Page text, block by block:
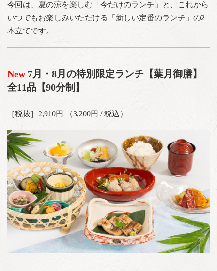
今回は、夏の涼を楽しむ「今だけのランチ」と、これから
いつでもお楽しみいただける「新しい定番のランチ」の2
本立てです。
New7月・8月の特別限定ランチ【葉月御膳】
全11品【90分制】
［税抜］2,910円 （3,200円 / 税込）